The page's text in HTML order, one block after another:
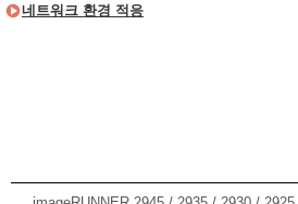
네트워크 환경 적응